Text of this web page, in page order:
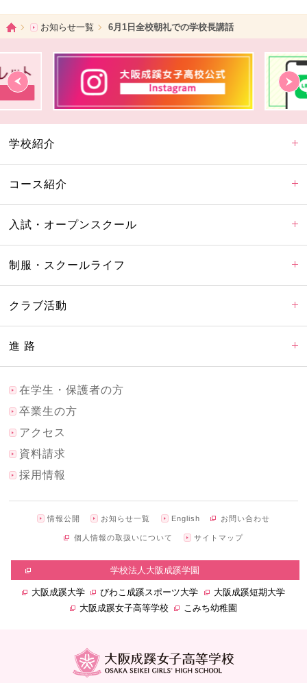
ホームお知らせ一覧 6月1日全校朝礼での学校長講話
学校紹介
コース紹介
入試・オープンスクール
制服・スクールライフ
クラブ活動
進 路
在学生・保護者の方
卒業生の方
アクセス
資料請求
採用情報
情報公開 お知らせ一覧 English お問い合わせ
個人情報の取扱いについて サイトマップ
学校法人大阪成蹊学園
大阪成蹊大学 びわこ成蹊スポーツ大学
大阪成蹊短期大学
大阪成蹊女子高等学校
こみち幼稚園